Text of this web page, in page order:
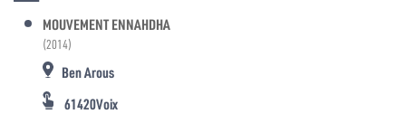
MOUVEMENT ENNAHDHA
(2014)
Ben Arous
61420Voix